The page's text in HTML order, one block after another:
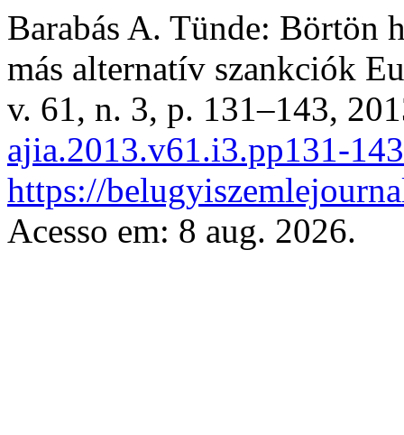
Barabás A. Tünde: Börtön
más alternatív szankciók
v. 61, n. 3, p. 131–143,
ajia.2013.v61.i3.pp131-
https://
Acesso em: 8 aug. 2026.